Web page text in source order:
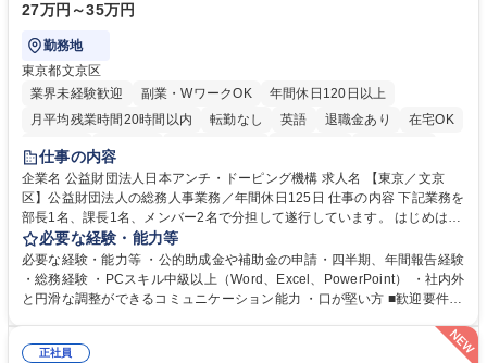
27万円～35万円
勤務地
東京都文京区
業界未経験歓迎
副業・WワークOK
年間休日120日以上
月平均残業時間20時間以内
転勤なし 英語 退職金あり
在宅OK
賞与あり
育休あり
食事補助あり
仕事の内容
企業名 公益財団法人日本アンチ・ドーピング機構 求人名 【東京／文京
区】公益財団法人の総務人事業務／年間休日125日 仕事の内容 下記業務を
部長1名、課長1名、メンバー2名で分担して遂行しています。 はじめは担
当者として業務を覚えていただき、ゆくゆくはリーダーやマネージャーポ
ジションとして活躍いただくことを期待しています。 【総務・人事グルー
プの業務内容】 ・人事制度関連 ・採用活動 ・教育研修の企画、実行 ・勤
怠管理 ・官公庁への各種提出 ・法定の会議運営（評議員会、理事会） ・
連 ・衛生管理 ・防災関連・公的助成金の管理・オフィス、ファシリティ
管理 ・福利厚生関連 ・職員からの問合せ、相談対応 ・その他日常の総務
必要な経験・能力等
必要な経験・能力等 ・公的助成金や補助金の申請・四半期、年間報告経験
・総務経験 ・PCスキル中級以上（Word、Excel、PowerPoint） ・社内外
と円滑な調整ができるコミュニケーション能力 ・口が堅い方 ■歓迎要件
正社員